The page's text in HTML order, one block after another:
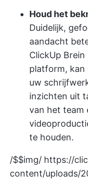
Houd het
Duidelijk,
aandacht
ClickUp Brein
platform, kan
uw
inzichten uit
van het team
te houden.
/$$img/ https://
content/uploads/